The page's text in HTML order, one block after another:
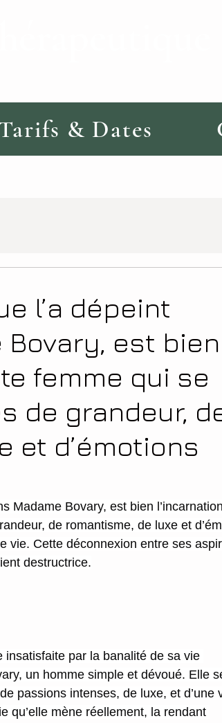
& Dates
l’a dépeint
est bien
femme qui se
de grandeur,
et d’émotions
Madame Bovary, est bien
de romantisme, de luxe et
vie. Cette déconnexion entre ses
destructrice.
par la banalité de sa vie
un homme simple et dévoué. Elle
passions intenses, de luxe, et d’une
qu’elle mène réellement, la rendant